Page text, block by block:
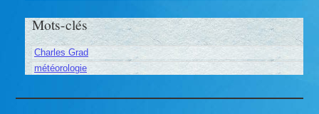
Mots-clés
Charles Grad
météorologie